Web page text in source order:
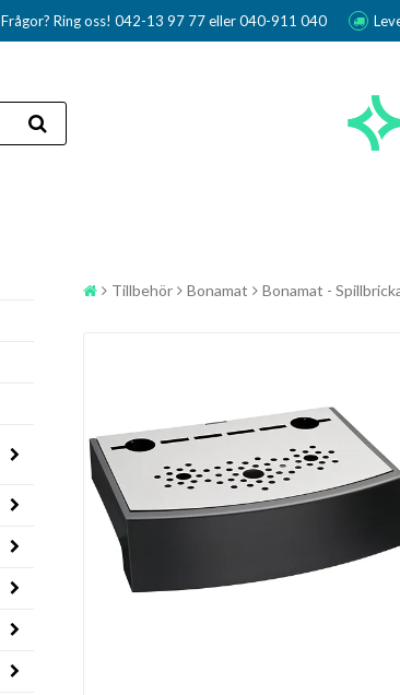
Frågor? Ring oss! 042-13 97 77 eller 040-911 040
Tillbehör Bonamat Bonamat -